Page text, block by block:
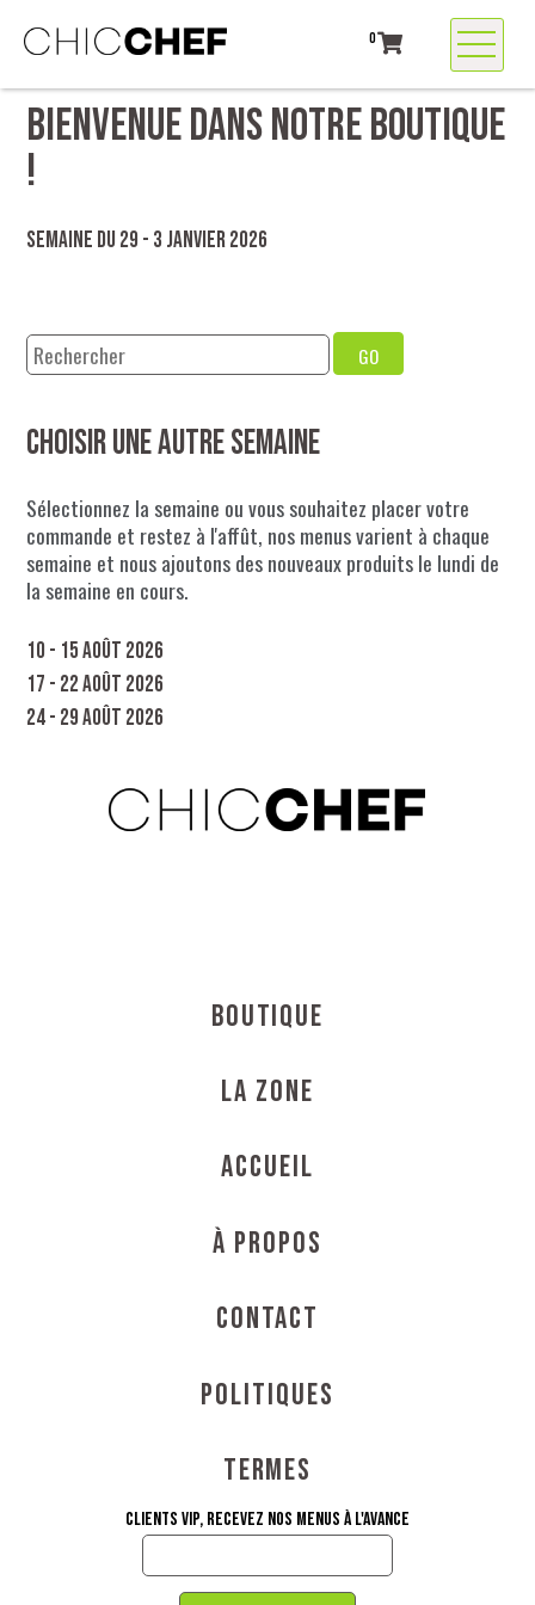
0
BIENVENUE DANS NOTRE BOUTIQUE
!
Semaine du 29 - 3 janvier 2026
GO
Choisir une autre semaine
Sélectionnez la semaine ou vous souhaitez placer votre
commande et restez à l'affût, nos menus varient à chaque
semaine et nous ajoutons des nouveaux produits le lundi de
la semaine en cours.
10 - 15 août 2026
17 - 22 août 2026
24 - 29 août 2026
Boutique
La Zone
Accueil
À propos
Contact
Politiques
Termes
Clients VIP, recevez nos menus à l'avance